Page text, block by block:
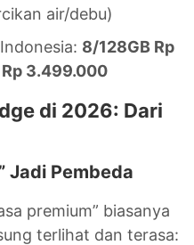
air/debu)
8/128GB Rp
3.499.000
di 2026: Dari
Jadi Pembeda
premium” biasanya
terlihat dan terasa: